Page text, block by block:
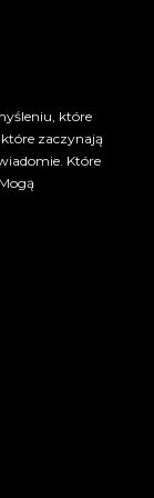
które
zaczynają
Które